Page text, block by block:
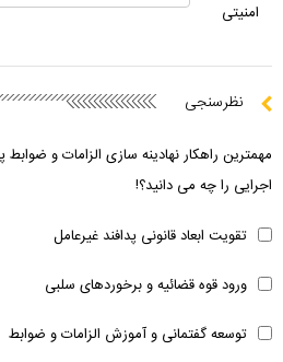
امنیتی
نظرسنجی
مهمترین راهکار نهادینه سازی الزامات و ضوابط
اجرایی را چه می دانید؟!
تقویت ابعاد قانونی پدافند غیرعامل
ورود قوه قضائیه و برخوردهای سلبی
توسعه گفتمانی و آموزش الزامات و ضوابط